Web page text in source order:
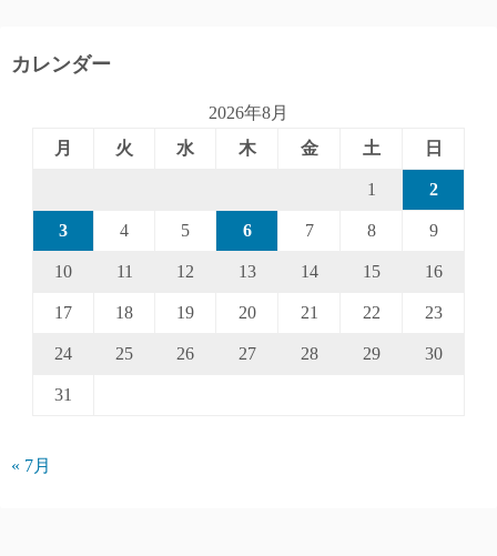
カレンダー
2026年8月
月
火 水 木 金 土 日
1 2
3 4 5 6 7 8 9
10 11 12 13 14 15 16
17 18 19 20 21 22 23
24 25 26 27 28 29 30
31
« 7月